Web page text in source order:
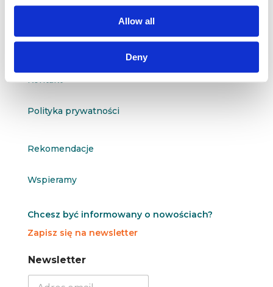
Allow all
Deny
 questus@questus.pl
Kontakt
Polityka prywatności
Rekomendacje
Wspieramy
Chcesz być informowany o nowościach?
Zapisz się na newsletter
N
N
Newsletter